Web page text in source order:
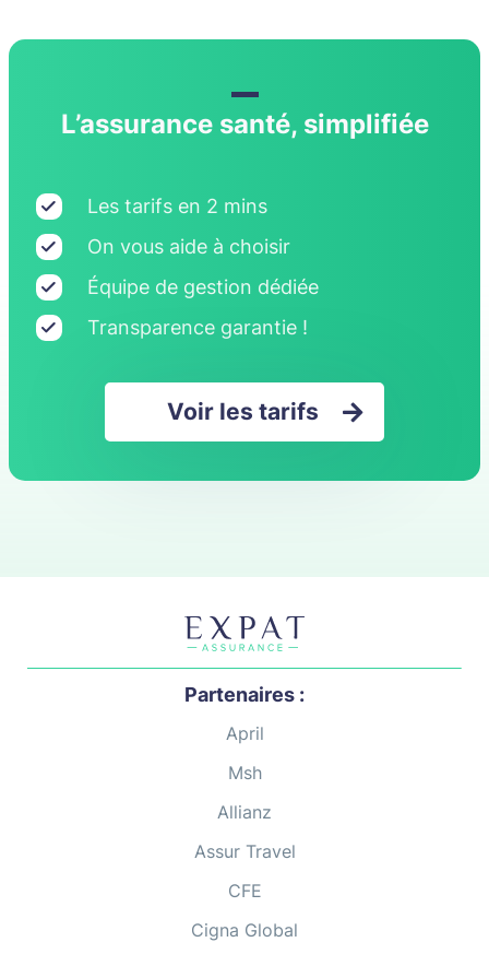
Moyen Orient
Nouvelle-Calédonie
Panama
Pays-Bas
Protection sociale de l'expatrié
Santé en Amérique Latine
L’assurance santé, simplifiée
Les tarifs en 2 mins
On vous aide à choisir
Équipe de gestion dédiée
Transparence garantie !
Voir les tarifs
Partenaires :
April
Msh
Allianz
Assur Travel
CFE
Cigna Global